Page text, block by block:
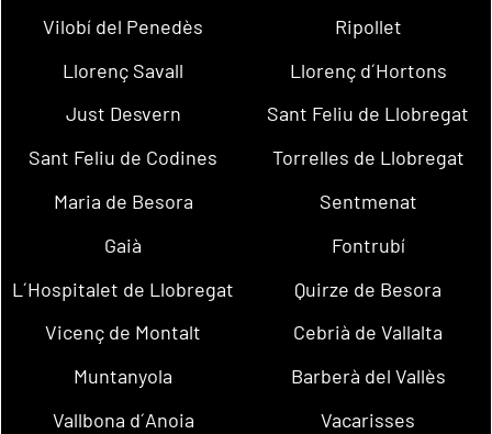
Vilobí del Penedès
Ripollet
Llorenç Savall
Llorenç d´Hortons
Just Desvern
Sant Feliu de Llobregat
Sant Feliu de Codines
Torrelles de Llobregat
Maria de Besora
Sentmenat
Gaià
Fontrubí
L´Hospitalet de Llobregat
Quirze de Besora
Vicenç de Montalt
Cebrià de Vallalta
Muntanyola
Barberà del Vallès
Vallbona d´Anoia
Vacarisses